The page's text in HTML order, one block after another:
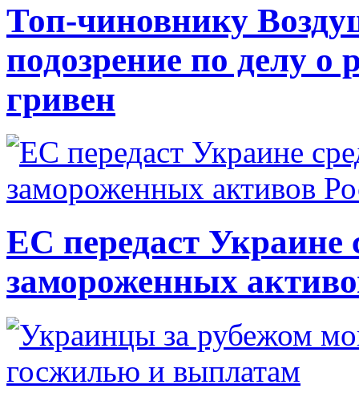
Топ-чиновнику
подозрение по делу о
гривен
ЕС передаст Украине
замороженных